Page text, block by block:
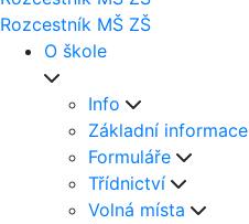
Rozcestník MŠ ZŠ
O škole
Info
Základní informace
Formuláře
Třídnictví
Volná místa